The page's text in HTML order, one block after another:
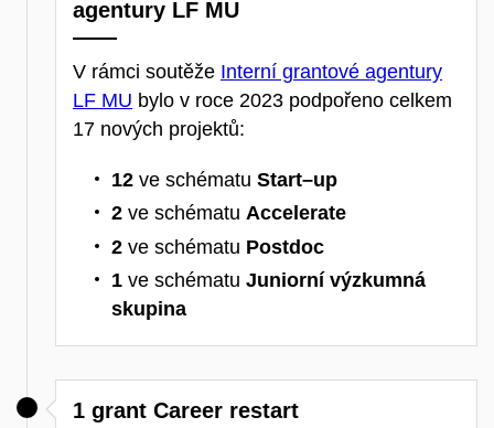
agentury LF MU
V rámci soutěže Interní grantové agentury
LF MU bylo v roce 2023 podpořeno celkem
17 nových projektů:
12 ve schématu Start–up
2 ve schématu Accelerate
2 ve schématu Postdoc
1 ve schématu Juniorní výzkumná
skupina
1 grant Career restart